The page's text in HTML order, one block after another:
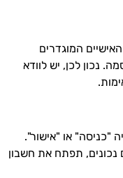
המוגדרים
נכון לכן, יש לוודא
"כניסה" או "אישור".
תפתח את חשבון